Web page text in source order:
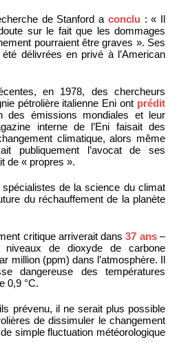
de Stanford a conclu : « Il
sur le fait que les dommages
pourraient être graves ». Ses
délivrées en privé à l’American
en 1978, des chercheurs
pétrolière italienne Eni ont prédit
des émissions mondiales et leur
interne de l’Eni faisait des
climatique, alors même
publiquement l’avocat de ses
de « propres ».
de la science du climat
du réchauffement de la planète
critique arriverait dans37 ans–
de dioxyde de carbone
million (ppm) dans l’atmosphère. Il
dangereuse des températures
0,9 °C.
prévenu, il ne serait plus possible
de dissimuler le changement
simple fluctuation météorologique